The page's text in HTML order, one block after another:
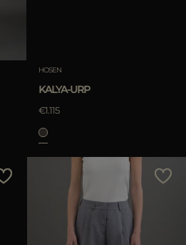
ANWENDEN
HOSEN
KALYA-URP
€1.115